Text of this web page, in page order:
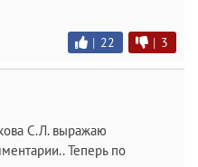
| 22 | 3
С.Л. выражаю
Теперь по